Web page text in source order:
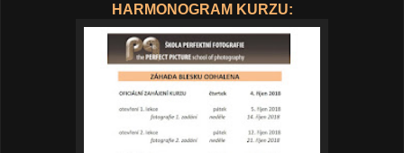
HARMONOGRAM KURZU: